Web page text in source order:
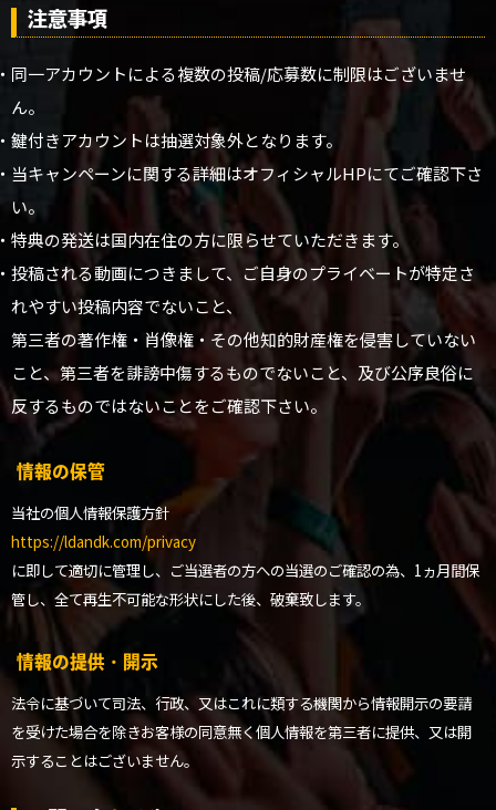
注意事項
同一アカウントによる複数の投稿/応募数に制限はございませ
ん。
鍵付きアカウントは抽選対象外となります。
当キャンペーンに関する詳細はオフィシャルHPにてご確認下さ
い。
特典の発送は国内在住の方に限らせていただきます。
投稿される動画につきまして、ご自身のプライベートが特定さ
れやすい投稿内容でないこと、
第三者の著作権・肖像権・その他知的財産権を侵害していない
こと、第三者を誹謗中傷するものでないこと、及び公序良俗に
反するものではないことをご確認下さい。
情報の保管
当社の個人情報保護方針
https://ldandk.com/privacy
に即して適切に管理し、ご当選者の方への当選のご確認の為、1ヵ月間保
管し、全て再生不可能な形状にした後、破棄致します。
情報の提供・開示
法令に基づいて司法、行政、又はこれに類する機関から情報開示の要請
を受けた場合を除きお客様の同意無く個人情報を第三者に提供、又は開
示することはございません。